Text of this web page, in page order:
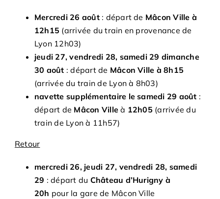
ContactMercredi 26 août: départ de Mâcon Ville à
12h15 (arrivée du train en provenance de
Lyon 12h03)
jeudi 27, vendredi 28, samedi 29 dimanche
30 août : départ de Mâcon Ville à 8h15
(arrivée du train de Lyon à 8h03)
navette supplémentaire le samedi 29 août :
départ de Mâcon Villeà 12h05 (arrivée du
train de Lyon à 11h57)
Retour
mercredi 26, jeudi 27, vendredi 28, samedi
29 : départ du Château d’Hurigny à
20h pour la gare de Mâcon Ville